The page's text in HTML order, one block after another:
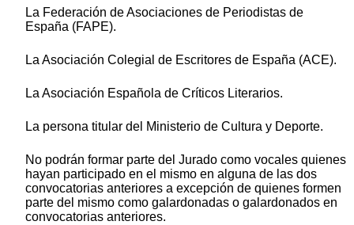
La Federación de Asociaciones de Periodistas de
España (FAPE).
La Asociación Colegial de Escritores de España (ACE).
La Asociación Española de Críticos Literarios.
La persona titular del Ministerio de Cultura y Deporte.
No podrán formar parte del Jurado como vocales quienes
hayan participado en el mismo en alguna de las dos
convocatorias anteriores a excepción de quienes formen
parte del mismo como galardonadas o galardonados en
convocatorias anteriores.